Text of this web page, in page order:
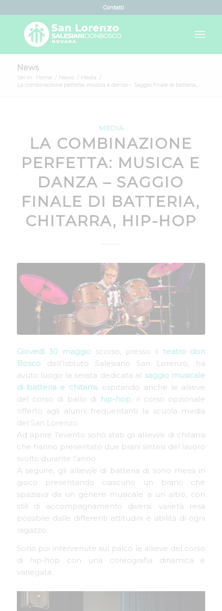
Contatti
News
Sei in: Home / News / Media /
La combinazione perfetta: musica e danza – Saggio finale di batteria,...
MEDIA
LA COMBINAZIONE
PERFETTA: MUSICA E
DANZA – SAGGIO
FINALE DI BATTERIA,
CHITARRA, HIP-HOP
Giovedì 30 maggioscorso, presso il teatro don
Boscodell’Istituto Salesiano San Lorenzo, ha
avuto luogo la serata dedicata al saggio musicale
di batteria e chitarra, ospitando anche le allieve
del corso di ballo di
hip-hop, il corso opzionale
offerto agli alunni frequentanti la scuola media
del San Lorenzo.
Ad aprire l’evento sono stati gli allievi/e di chitarra
che hanno presentato due brani sintesi del lavoro
svolto durante l’anno.
A seguire, gli allievi/e di batteria di sono messi in
gioco presentando ciascuno un brano che
spaziava da un genere musicale a un altro, con
stili di accompagnamento diversi: varietà resa
possibile dalle differenti attitudini e abilità di ogni
ragazzo.
Sono poi intervenute sul palco le allieve del corso
di hip-hop con una coreografia dinamica e
variegata.